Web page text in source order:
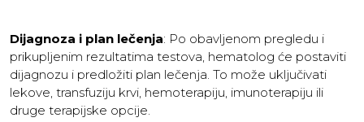
Dijagnoza i plan lečenja: Po obavljenom pregledu i
prikupljenim rezultatima testova, hematolog će postaviti
dijagnozu i predložiti plan lečenja. To može uključivati
lekove, transfuziju krvi, hemoterapiju, imunoterapiju ili
druge terapijske opcije.